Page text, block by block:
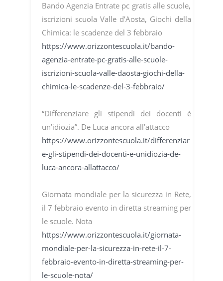
Bando Agenzia Entrate pc gratis alle scuole,
iscrizioni scuola Valle d’Aosta, Giochi della
Chimica: le scadenze del 3 febbraio
https://www.orizzontescuola.it/bando-
agenzia-entrate-pc-gratis-alle-scuole-
iscrizioni-scuola-valle-daosta-giochi-della-
chimica-le-scadenze-del-3-febbraio/
“Differenziare gli stipendi dei docenti è
un’idiozia”. De Luca ancora all’attacco
https://www.orizzontescuola.it/differenziar
e-gli-stipendi-dei-docenti-e-unidiozia-de-
luca-ancora-allattacco/
Giornata mondiale per la sicurezza in Rete,
il 7 febbraio evento in diretta streaming per
le scuole. Nota
https://www.orizzontescuola.it/giornata-
mondiale-per-la-sicurezza-in-rete-il-7-
febbraio-evento-in-diretta-streaming-per-
le-scuole-nota/